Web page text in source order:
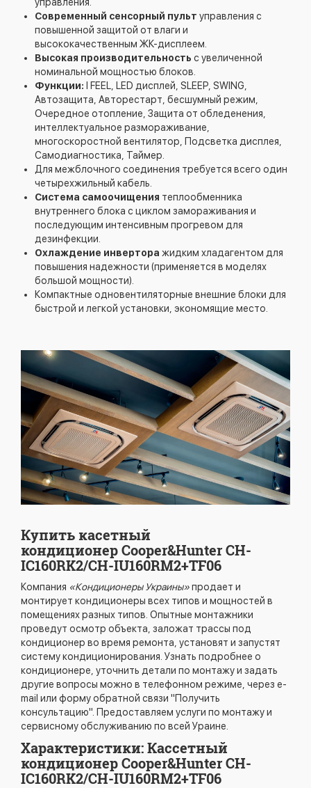
Современный сенсорный пульт управления с
повышенной защитой от влаги и
высококачественным ЖК-дисплеем.
Высокая производительность с увеличенной
номинальной мощностью блоков.
Функции: I FEEL, LED дисплей, SLEEP, SWING,
Автозащита, Авторестарт, бесшумный режим,
Очередное отопление, Защита от обледенения,
интеллектуальное размораживание,
многоскоростной вентилятор, Подсветка дисплея,
Самодиагностика, Таймер.
Для межблочного соединения требуется всего один
четырехжильный кабель.
Система самоочищения теплообменника
внутреннего блока с циклом замораживания и
последующим интенсивным прогревом для
дезинфекции.
Охлаждение инвертора жидким хладагентом для
повышения надежности (применяется в моделях
большой мощности).
Компактные одновентиляторные внешние блоки для
быстрой и легкой установки, экономящие место.
Купить касетный
кондиционер Cooper&Hunter CH-
IC160RK2/CH-IU160RM2+TF06
Компания «Кондиционеры Украины»продает и
монтирует кондиционеры всех типов и мощностей в
помещениях разных типов. Опытные монтажники
проведут осмотр объекта, заложат трассы под
кондиционер во время ремонта, установят и запустят
систему кондиционирования. Узнать подробнее о
кондиционере, уточнить детали по монтажу и задать
другие вопросы можно в телефонном режиме, через e-
mail или форму обратной связи "Получить
консультацию". Предоставляем услуги по монтажу и
сервисному обслуживанию по всей Ураине.
Характеристики: Кассетный
кондиционер Cooper&Hunter CH-
IC160RK2/CH-IU160RM2+TF06